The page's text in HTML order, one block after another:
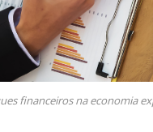
financeiros na economia